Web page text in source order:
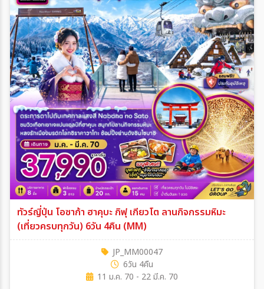
ทัวร์ญี่ปุ่น โอซาก้า ฮาคุบะ กิฟุ เกียวโต ลานกิจกรรมหิมะ
(เที่ยวครบทุกวัน) 6วัน 4คืน (MM)
JP_MM00047
6วัน 4คืน
11 ม.ค. 70 - 22 มี.ค. 70